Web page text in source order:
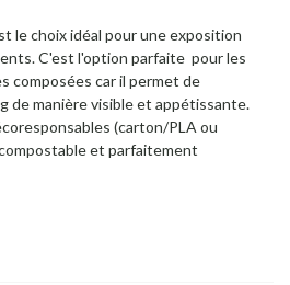
le choix idéal pour une exposition
C'est l'option parfaite pour les
composées car il permet de
de manière visible et appétissante.
(carton/PLA ou
et parfaitement